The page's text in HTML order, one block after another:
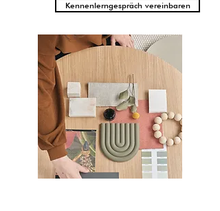
Kennenlerngespräch vereinbaren